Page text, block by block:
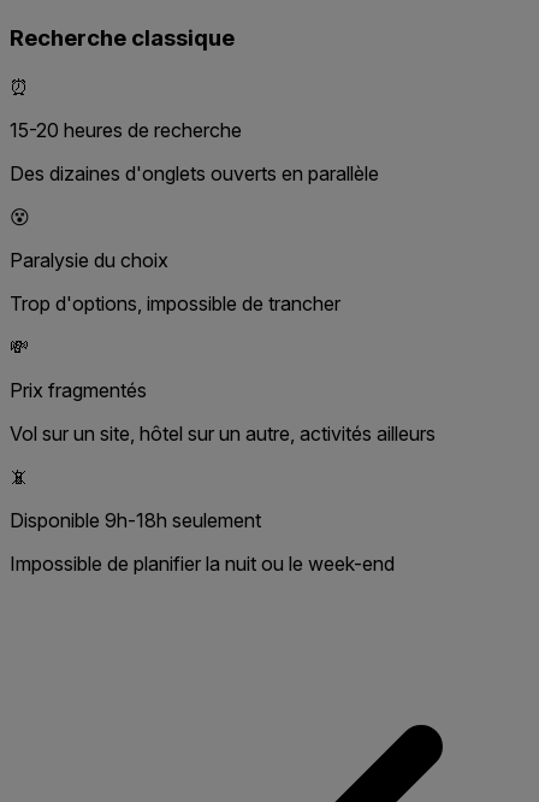
Recherche classique
⏰
15-20 heures de recherche
Des dizaines d'onglets ouverts en parallèle
😵
Paralysie du choix
Trop d'options, impossible de trancher
💸
Prix fragmentés
Vol sur un site, hôtel sur un autre, activités ailleurs
📵
Disponible 9h-18h seulement
Impossible de planifier la nuit ou le week-end